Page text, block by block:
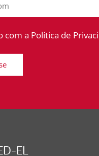
com a Política de
EL